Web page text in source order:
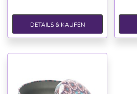
DETAILS & KAUFEN